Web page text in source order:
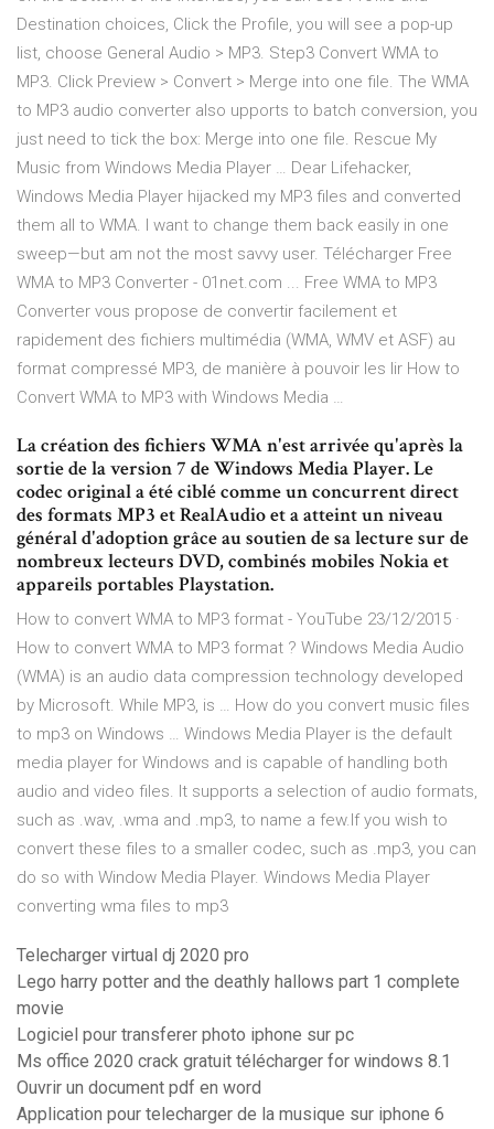
Destination choices, Click the Profile, you will see a pop-up
list, choose General Audio > MP3. Step3 Convert WMA to
MP3. Click Preview > Convert > Merge into one file. The WMA
to MP3 audio converter also upports to batch conversion, you
just need to tick the box: Merge into one file. Rescue My
Music from Windows Media Player … Dear Lifehacker,
Windows Media Player hijacked my MP3 files and converted
them all to WMA. I want to change them back easily in one
sweep—but am not the most savvy user. Télécharger Free
WMA to MP3 Converter - 01net.com ... Free WMA to MP3
Converter vous propose de convertir facilement et
rapidement des fichiers multimédia (WMA, WMV et ASF) au
format compressé MP3, de manière à pouvoir les lir How to
Convert WMA to MP3 with Windows Media …
La création des fichiers WMA n'est arrivée qu'après la
sortie de la version 7 de Windows Media Player. Le
codec original a été ciblé comme un concurrent direct
des formats MP3 et RealAudio et a atteint un niveau
général d'adoption grâce au soutien de sa lecture sur de
nombreux lecteurs DVD, combinés mobiles Nokia et
appareils portables Playstation.
How to convert WMA to MP3 format - YouTube 23/12/2015 ·
How to convert WMA to MP3 format ? Windows Media Audio
(WMA) is an audio data compression technology developed
by Microsoft. While MP3, is … How do you convert music files
to mp3 on Windows … Windows Media Player is the default
media player for Windows and is capable of handling both
audio and video files. It supports a selection of audio formats,
such as .wav, .wma and .mp3, to name a few.If you wish to
convert these files to a smaller codec, such as .mp3, you can
do so with Window Media Player. Windows Media Player
converting wma files to mp3
Telecharger virtual dj 2020 pro
Lego harry potter and the deathly hallows part 1 complete
movie
Logiciel pour transferer photo iphone sur pc
Ms office 2020 crack gratuit télécharger for windows 8.1
Ouvrir un document pdf en word
Application pour telecharger de la musique sur iphone 6